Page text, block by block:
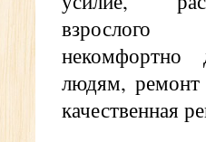
взрослого
людям,
качественная